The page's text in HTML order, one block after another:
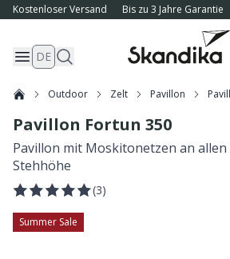
Kostenloser Versand Bis zu 3 Jahre Garantie
DE
Outdoor Zelt Pavillon
Pavillon Fortun 350
Pavillon mit Moskitonetzen an allen
Stehhöhe
(3)
Summer Sale